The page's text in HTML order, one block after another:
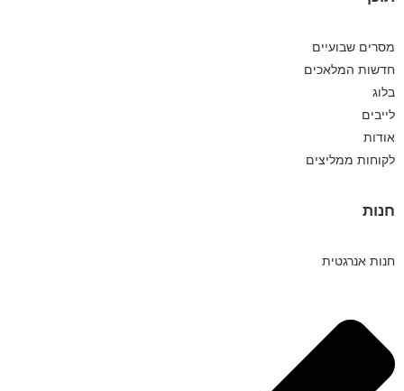
מסרים שבועיים
חדשות המלאכים
בלוג
לייבים
אודות
לקוחות ממליצים
חנות
חנות אנרגטית